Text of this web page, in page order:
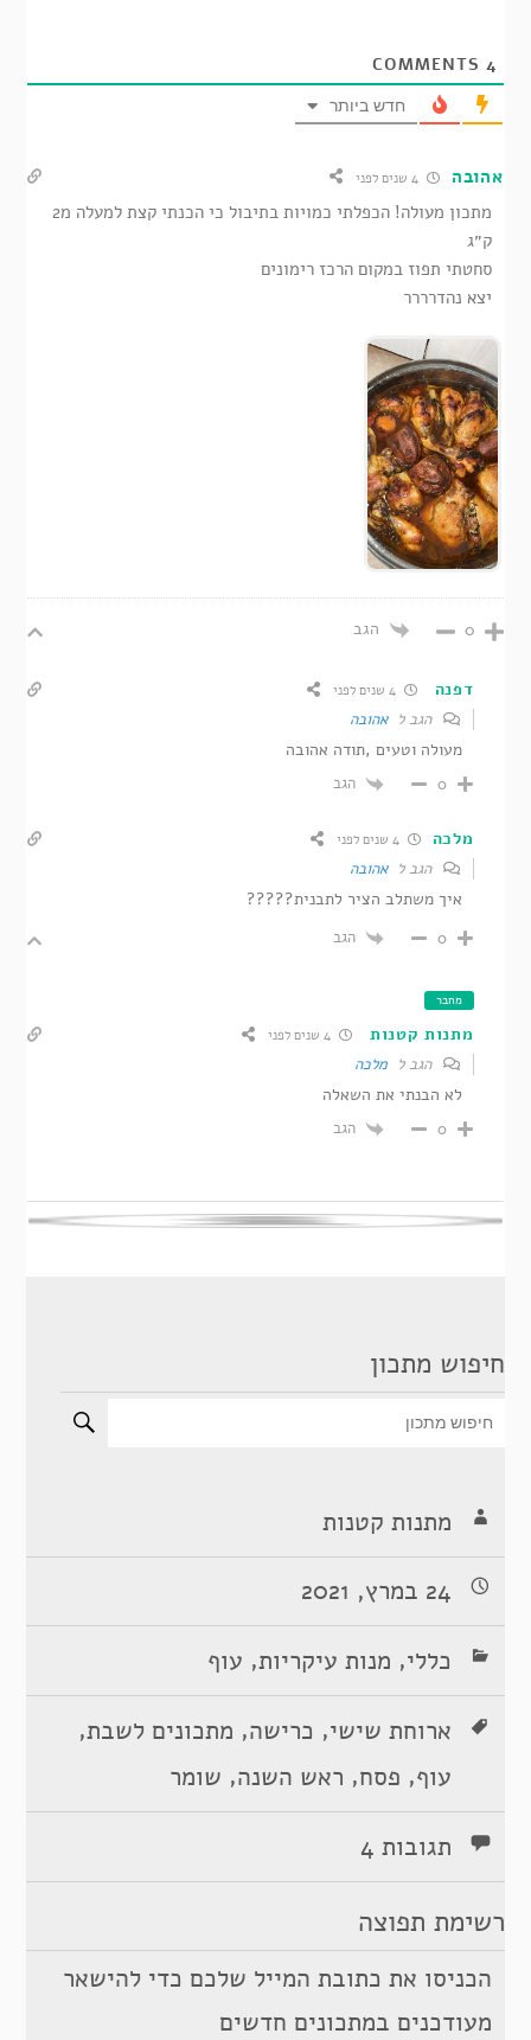
4
חדש ביותר
אהובה
מתכון מעולה! הכפלתי כמויות בתיבול כי הכנתי קצת למעלה מ2
ק״ג
סחטתי תפוז במקום הרכז רימונים
יצא נהדרררר
0 הגב
דפנה 4 שנים לפני
הגב לאהובה
מעולה וטעים ,תודה אהובה
0 הגב
מלכה 4 שנים לפני
הגב לאהובה
איך משתלב הציר לתבנית?????
0 הגב
מחבר
מתנות קטנות 4 שנים לפני
הגב למלכה
לא הבנתי את השאלה
0 הגב
חיפוש מתכון
מתנות קטנות
24 במרץ, 2021
כללי, מנות עיקריות, עוף
ארוחת שישי, כרישה, מתכונים לשבת,
עוף, פסח, ראש השנה, שומר
תגובות 4
רשימת תפוצה
הכניסו את כתובת המייל שלכם כדי להישאר
מעודכנים במתכונים חדשים